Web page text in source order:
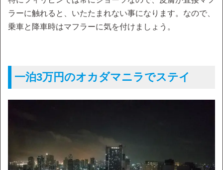
ラーに触れると、いたたまれない事になります。なので、
乗車と降車時はマフラーに気を付けましょう。
一泊3万円のオカダマニラでステイ